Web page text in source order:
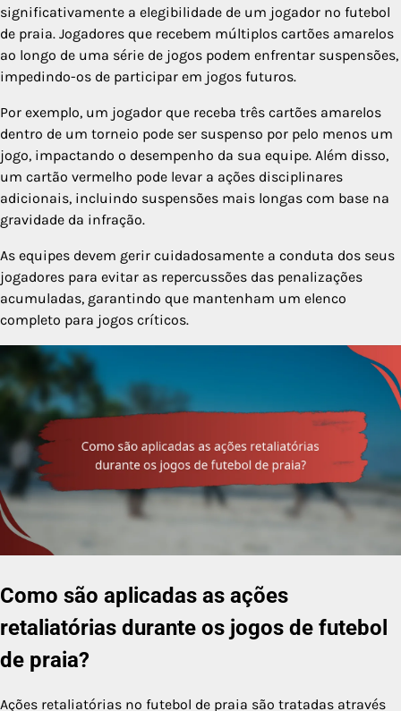
significativamente a elegibilidade de um jogador no futebol
de praia. Jogadores que recebem múltiplos cartões amarelos
ao longo de uma série de jogos podem enfrentar suspensões,
impedindo-os de participar em jogos futuros.
Por exemplo, um jogador que receba três cartões amarelos
dentro de um torneio pode ser suspenso por pelo menos um
jogo, impactando o desempenho da sua equipe. Além disso,
um cartão vermelho pode levar a ações disciplinares
adicionais, incluindo suspensões mais longas com base na
gravidade da infração.
As equipes devem gerir cuidadosamente a conduta dos seus
jogadores para evitar as repercussões das penalizações
acumuladas, garantindo que mantenham um elenco
completo para jogos críticos.
Como são aplicadas as ações
retaliatórias durante os jogos de futebol
de praia?
Ações retaliatórias no futebol de praia são tratadas através